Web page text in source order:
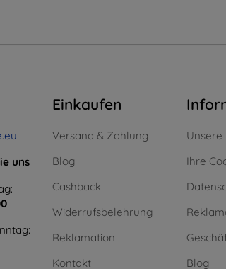
uns
Einkaufen
Versand & Zahlung
Blog
Cashback
Widerrufsbelehrung
Reklamation
Kontakt
Unsere
Ihre
Blog